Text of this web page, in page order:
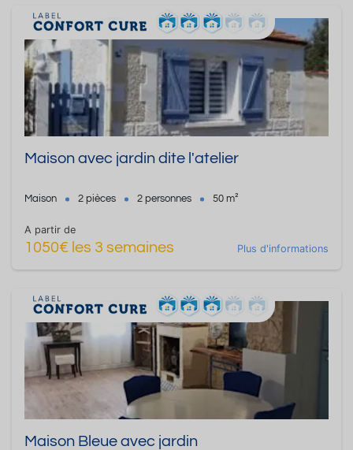
Maison avec jardin dite l'atelier
Maison 2 pièces 2 personnes 50 m²
A partir de
1050€ les 3 semaines Plus d'informations
Maison Bleue avec jardin